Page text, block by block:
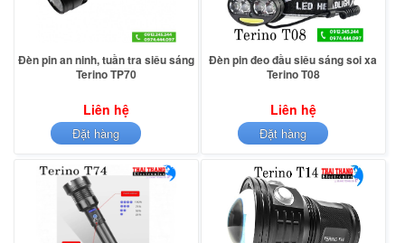
Đèn pin an ninh, tuần tra siêu sáng
Terino TP70
Liên hệ
Đặt hàng
Đèn pin đeo đầu siêu sáng soi xa
Terino T08
Liên hệ
Đặt hàng